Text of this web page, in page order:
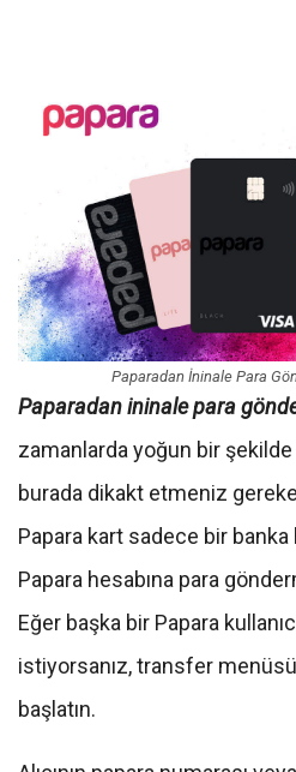
Paparadan İninale Para
Paparadan ininale para
zamanlarda yoğun bir şekilde
burada dikakt etmeniz
Papara kart sadece bir banka
Papara hesabına para
Eğer başka bir Papara
istiyorsanız, transfer
başlatın.